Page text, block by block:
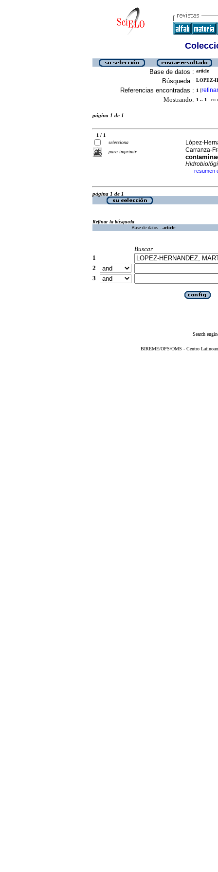
Base de datos : article
Búsqueda : LOPEZ-
Referencias encontradas : 1 [refinar
Mostrando: 1 .. 1 en
página 1 de 1
1 / 1
selecciona
para imprimir
López-
Carranza-
· resumen
página 1 de 1
Refinar la búsqueda
Base de datos : article
Buscar
1
2
3
Search
BIREME/OPS/OMS - Centro